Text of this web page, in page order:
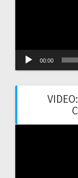
00:00